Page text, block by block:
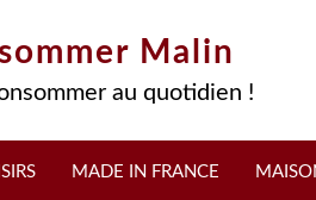
Malin
au quotidien !
MADE IN FRANCE